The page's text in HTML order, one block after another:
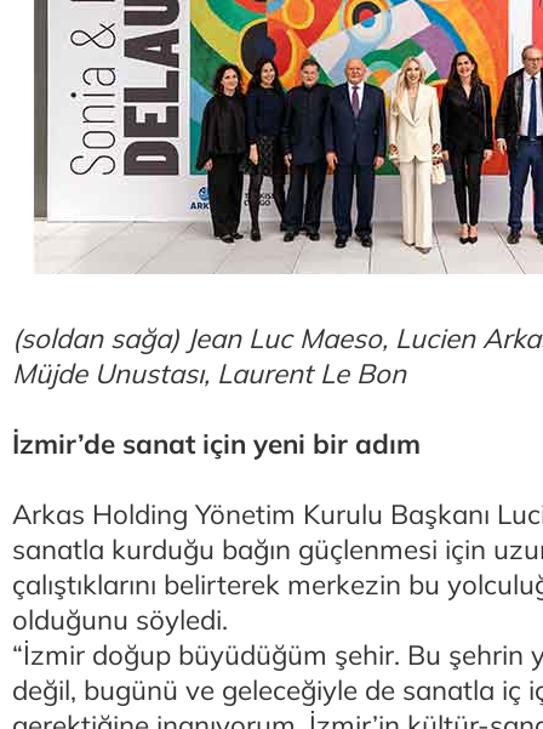
(soldan sağa) Jean Luc Maeso, Lucien
Müjde Unustası, Laurent Le Bon
İzmir’de sanat için yeni bir adım
Arkas Holding Yönetim Kurulu Başkanı
sanatla kurduğu bağın güçlenmesi için
çalıştıklarını belirterek merkezin bu
olduğunu söyledi.
“İzmir doğup büyüdüğüm şehir. Bu şehrin
değil, bugünü ve geleceğiyle de sanatla iç